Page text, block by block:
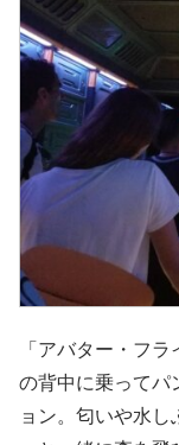
「アバター・フ
の背中に乗ってパ
ョン。匂いや水